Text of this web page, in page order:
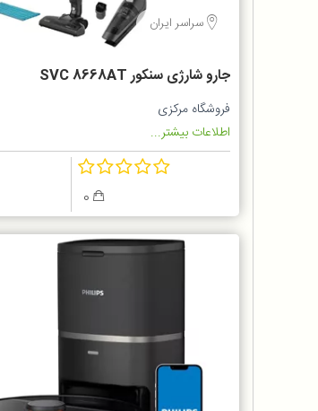
سراسر ایران
جارو شارژی سنکور SVC 8668AT
فروشگاه مرکزی
اطلاعات بیشتر...